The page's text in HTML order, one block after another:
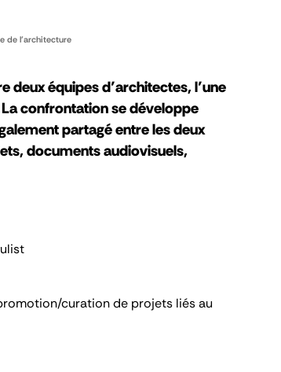
de l’architecture
équipes d’architectes, l’une
confrontation se développe
partagé entre les deux
documents audiovisuels,
curation de projets liés au